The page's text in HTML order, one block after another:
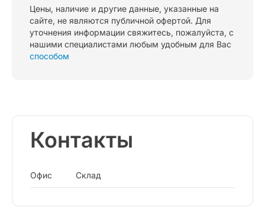
Цены, наличие и другие данные, указанные на
сайте, не являются публичной офертой. Для
уточнения информации свяжитесь, пожалуйста, с
нашими специалистами любым удобным для Вас
способом
Контакты
Офис Склад